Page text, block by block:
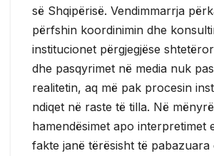
së Shqipërisë. Vendimmarrja
përfshin koordinimin dhe
institucionet përgjegjëse
dhe pasqyrimet në media nuk
realitetin, aq më pak procesin
ndiqet në raste të tilla. Në
hamendësimet apo interpretimet
fakte janë tërësisht të pabazuara